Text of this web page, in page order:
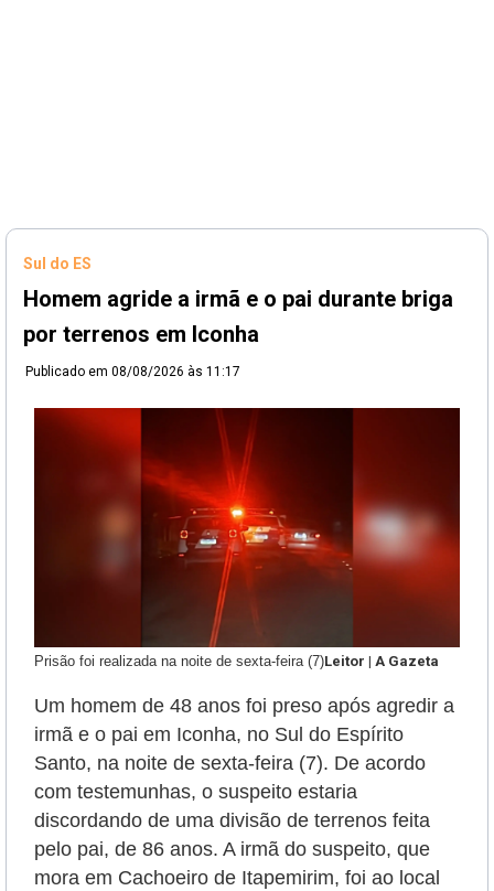
Sul do ES
Homem agride a irmã e o pai durante briga
por terrenos em Iconha
Publicado em 08/08/2026 às 11:17
Prisão foi realizada na noite de sexta-feira (7)Leitor | A Gazeta
Um homem de 48 anos foi preso após agredir a
irmã e o pai em Iconha, no Sul do Espírito
Santo, na noite de sexta-feira (7). De acordo
com testemunhas, o suspeito estaria
discordando de uma divisão de terrenos feita
pelo pai, de 86 anos. A irmã do suspeito, que
mora em Cachoeiro de Itapemirim, foi ao local